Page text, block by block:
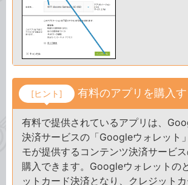
[ヒント] 有料のアプリを購入
有料で提供されているアプリは、
決済サービスの「Googleウォレット
モが提供するコンテンツ決済サービ
購入できます。Googleウォレットの
ットカード決済となり、クレジット